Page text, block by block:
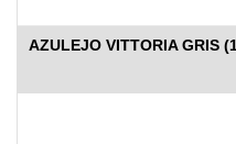
AZULEJO VITTORIA GRIS